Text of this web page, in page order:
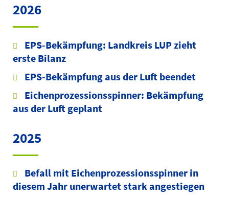
2026
EPS-Bekämpfung: Landkreis LUP zieht
erste Bilanz
EPS-Bekämpfung aus der Luft beendet
Eichenprozessionsspinner: Bekämpfung
aus der Luft geplant
2025
Befall mit Eichenprozessionsspinner in
diesem Jahr unerwartet stark angestiegen